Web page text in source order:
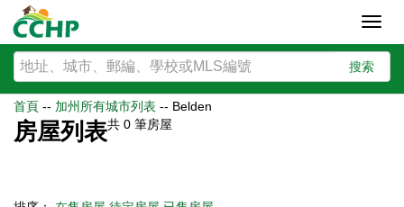
搜索
首頁 -- 加州所有城市列表 -- Belden
房屋列表共 0 筆房屋